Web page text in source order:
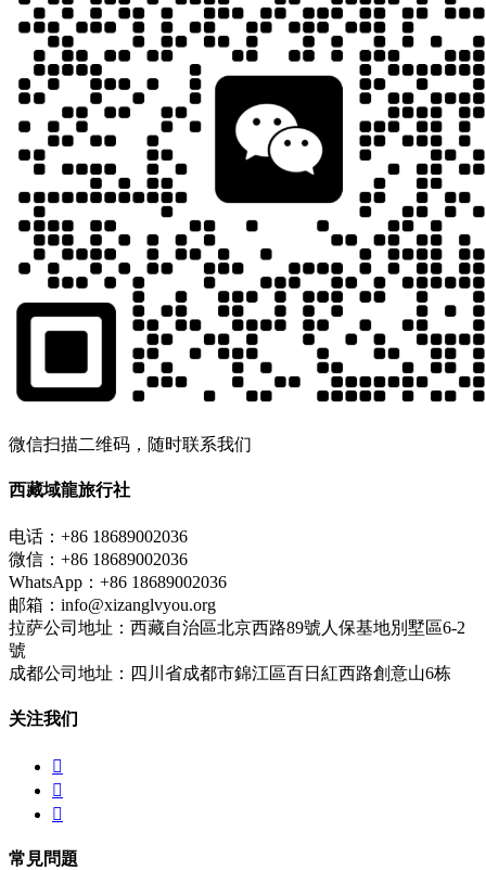
微信扫描二维码，随时联系我们
西藏域龍旅行社
电话：+86 18689002036
微信：+86 18689002036
WhatsApp：+86 18689002036
邮箱：info@xizanglvyou.org
拉萨公司地址：西藏自治區北京西路89號人保基地別墅區6-2
號
成都公司地址：四川省成都市錦江區百日紅西路創意山6栋
关注我们



常見問題